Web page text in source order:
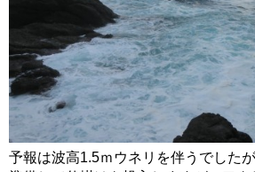
予報は波高1.5ｍウネリを伴うでした